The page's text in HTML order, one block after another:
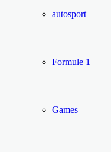
autosport
Formule 1
Games